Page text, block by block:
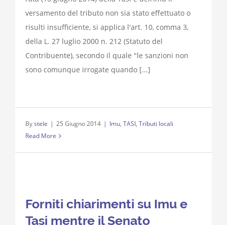
versamento del tributo non sia stato effettuato o
risulti insufficiente, si applica l'art. 10, comma 3,
della L. 27 luglio 2000 n. 212 (Statuto del
Contribuente), secondo il quale "le sanzioni non
sono comunque irrogate quando [...]
Bystele | 25 Giugno 2014 | Imu, TASI, Tributi locali
Read More
Forniti chiarimenti su Imu e
Tasi mentre il Senato